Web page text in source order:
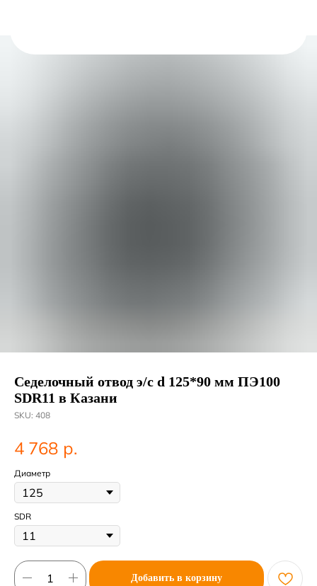
Седелочный отвод э/с d 125*90 мм ПЭ100
SDR11 в Казани
SKU: 408
4 768 р.
Диаметр
SDR
Добавить в корзину